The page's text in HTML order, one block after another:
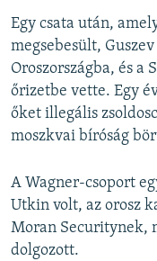
Egy csata után,
megsebesült,
Oroszországba, és a
őrizetbe vette. Egy
őket illegális
moszkvai bíróság
A Wagner-csoport
Utkin volt, az orosz
Moran Securitynek,
dolgozott.